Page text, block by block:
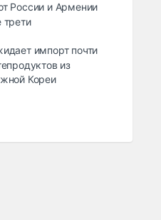
России и Армении
трети
импорт почти
из
Кореи